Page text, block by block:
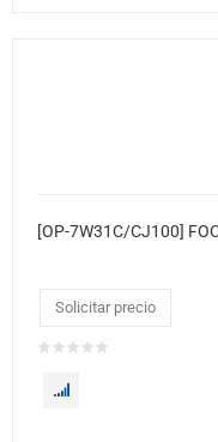
Solicitar precio